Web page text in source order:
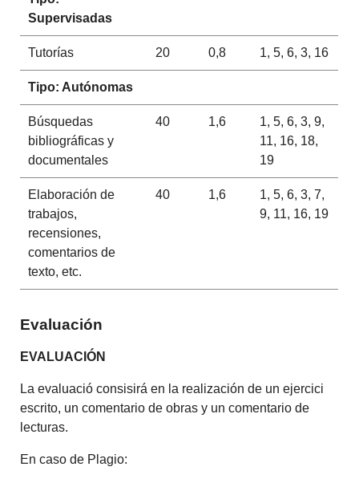
Supervisadas
Tutorías 20 0,8 1, 5, 6, 3, 16
Tipo: Autónomas
Búsquedas
bibliográficas y
documentales
40 1,6
1, 5, 6, 3, 9,
11, 16, 18,
19
Elaboración de
trabajos,
recensiones,
comentarios de
texto, etc.
40 1,6
1, 5, 6, 3, 7,
9, 11, 16, 19
Evaluación
EVALUACIÓN
La evaluació consisirá en la realización de un ejercici
escrito, un comentario de obras y un comentario de
lecturas.
En caso de Plagio: